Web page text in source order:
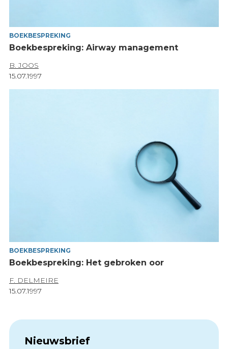
BOEKBESPREKING
Boekbespreking: Airway management
B. JOOS
15.07.1997
BOEKBESPREKING
Boekbespreking: Het gebroken oor
F. DELMEIRE
15.07.1997
Nieuwsbrief